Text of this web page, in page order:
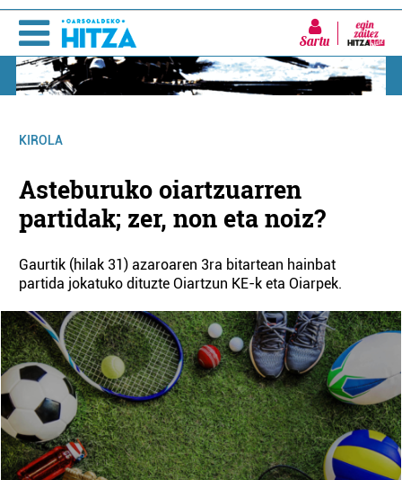
Sartu
KIROLA
Asteburuko oiartzuarren
partidak; zer, non eta noiz?
Gaurtik (hilak 31) azaroaren 3ra bitartean hainbat
partida jokatuko dituzte Oiartzun KE-k eta Oiarpek.